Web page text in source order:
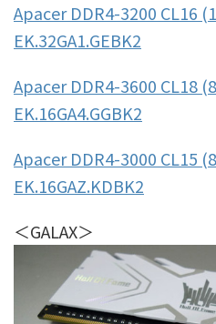
Apacer DDR4-3200 CL16
EK.32GA1.GEBK2
Apacer DDR4-3600 CL18
EK.16GA4.GGBK2
Apacer DDR4-3000 CL15
EK.16GAZ.KDBK2
＜GALAX＞